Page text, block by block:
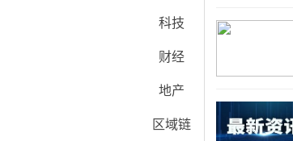
科技
财经
地产
区域链